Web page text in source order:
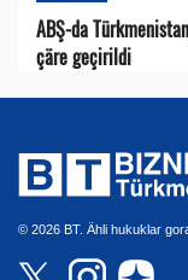
ABŞ-da
çäre geçirildi
© 2026 BT. Ähli hukuklar